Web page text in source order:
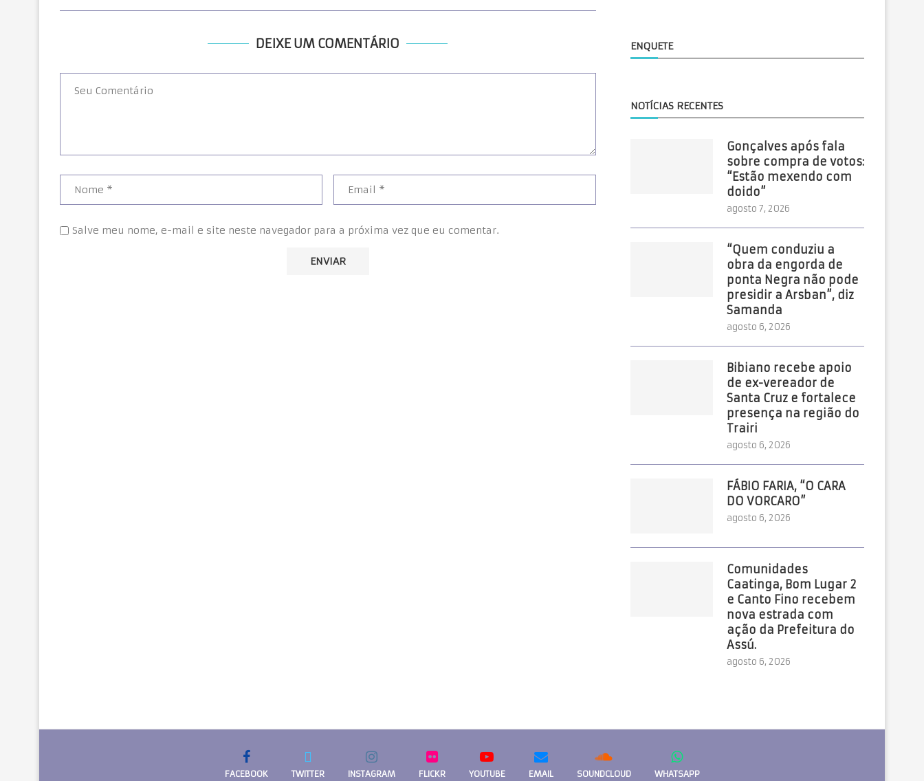
DEIXE UM COMENTÁRIO
Salve meu nome, e-mail e site neste navegador para a próxima vez que eu comentar.
ENQUETE
NOTÍCIAS RECENTES
Gonçalves após fala
sobre compra de votos:
“Estão mexendo com
doido”
agosto 7, 2026
“Quem conduziu a
obra da engorda de
ponta Negra não pode
presidir a Arsban”, diz
Samanda
agosto 6, 2026
Bibiano recebe apoio
de ex-vereador de
Santa Cruz e fortalece
presença na região do
Trairi
agosto 6, 2026
FÁBIO FARIA, “O CARA
DO VORCARO”
agosto 6, 2026
Comunidades
Caatinga, Bom Lugar 2
e Canto Fino recebem
nova estrada com
ação da Prefeitura do
Assú.
agosto 6, 2026
FACEBOOK TWITTER INSTAGRAM FLICKR YOUTUBE EMAIL SOUNDCLOUD WHATSAPP